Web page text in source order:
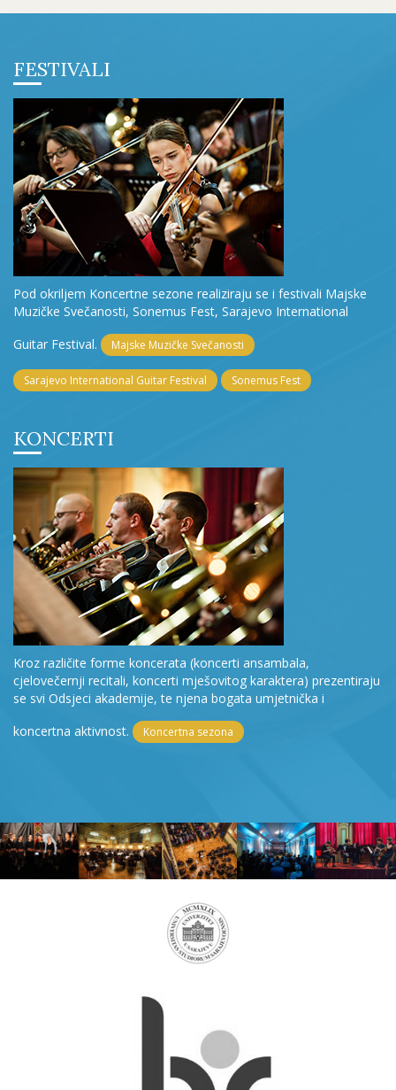
FESTIVALI
Pod okriljem Koncertne sezone realiziraju se i festivali Majske
Muzičke Svečanosti, Sonemus Fest, Sarajevo International
Guitar Festival.
Majske Muzičke Svečanosti
Sarajevo International Guitar Festival Sonemus Fest
KONCERTI
Kroz različite forme koncerata (koncerti ansambala,
cjelovečernji recitali, koncerti mješovitog karaktera) prezentiraju
se svi Odsjeci akademije, te njena bogata umjetnička i
koncertna aktivnost.
Koncertna sezona